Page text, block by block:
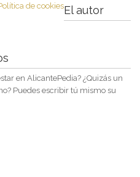
de cookiesEl autor
en AlicantePedia? ¿Quizás un
Puedes escribir tú mismo su